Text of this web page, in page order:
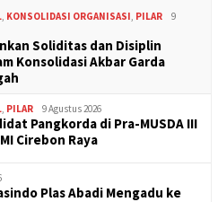
KONSOLIDASI ORGANISASI PILAR
9
Soliditas dan Disiplin
Konsolidasi Akbar Garda
PILAR 9 Agustus 2026
Pangkorda di Pra-MUSDA III
Cirebon Raya
Plas Abadi Mengadu ke